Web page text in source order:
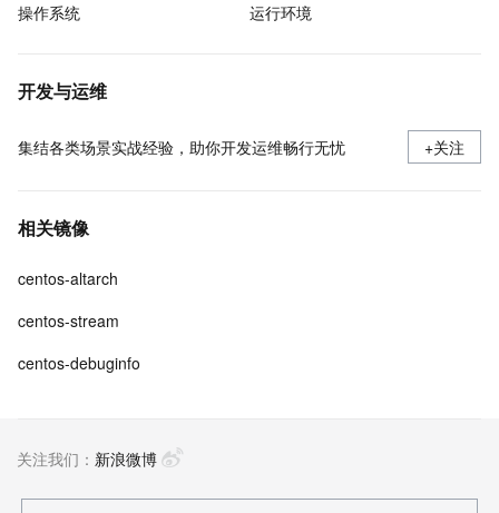
操作系统
运行环境
开发与运维
集结各类场景实战经验，助你开发运维畅行无忧 +关注
相关镜像
centos-altarch
centos-stream
centos-debuginfo
关注我们： 新浪微博